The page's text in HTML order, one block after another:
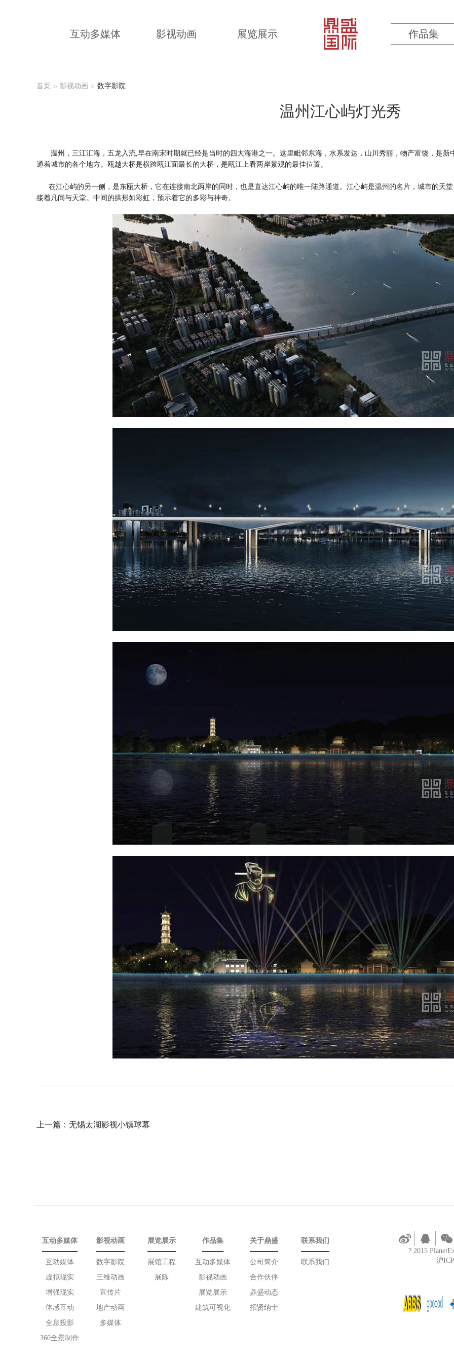
互动多媒体 影视动画 展览展示 作品集
首页 > 影视动画 > 数字影院
温州江心屿灯光秀
温州，三江汇海，五龙入流,早在南宋时期就已经是当时的四大海港之一。这里毗邻东海，水系发达，山川秀丽，物产富饶，是新
通着城市的各个地方。瓯越大桥是横跨瓯江面最长的大桥，是瓯江上看两岸景观的最佳位置。
在江心屿的另一侧，是东瓯大桥，它在连接南北两岸的同时，也是直达江心屿的唯一陆路通道。江心屿是温州的名片，城市的天
接着凡间与天堂。中间的拱形如彩虹，预示着它的多彩与神奇。
上一篇： 无锡太湖影视小镇球幕
互动多媒体
互动媒体
虚拟现实
增强现实
体感互动
全息投影
360全景制作
影视动画
数字影院
三维动画
宣传片
地产动画
多媒体
展览展示
展馆工程
展陈
作品集
互动多媒体
影视动画
展览展示
建筑可视化
关于鼎盛
公司简介
合作伙伴
鼎盛动态
招贤纳士
联系我们
联系我们
? 2015
沪